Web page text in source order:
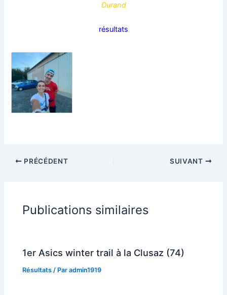
Durand
résultats
PRÉCÉDENT SUIVANT
Publications similaires
1er Asics winter trail à la Clusaz (74)
Résultats / Paradmin1919